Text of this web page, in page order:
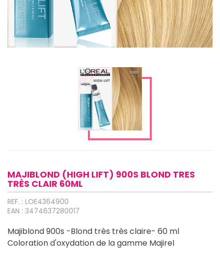
MAJIBLOND (HIGH LIFT) 900S BLOND TRES
TRÈS CLAIR 60ML
REF. : LOE4364900
EAN : 3474637280017
Majiblond 900s -Blond très très claire- 60 ml
Coloration d'oxydation de la gamme Majirel